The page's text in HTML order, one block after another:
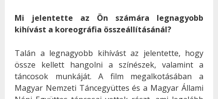
Mi jelentette az Ön számára legnagyobb
kihívást a koreográfia összeállításánál?
Talán a legnagyobb kihívást az jelentette, hogy
össze kellett hangolni a színészek, valamint a
táncosok munkáját. A film megalkotásában a
Magyar Nemzeti Táncegyüttes és a Magyar Állami